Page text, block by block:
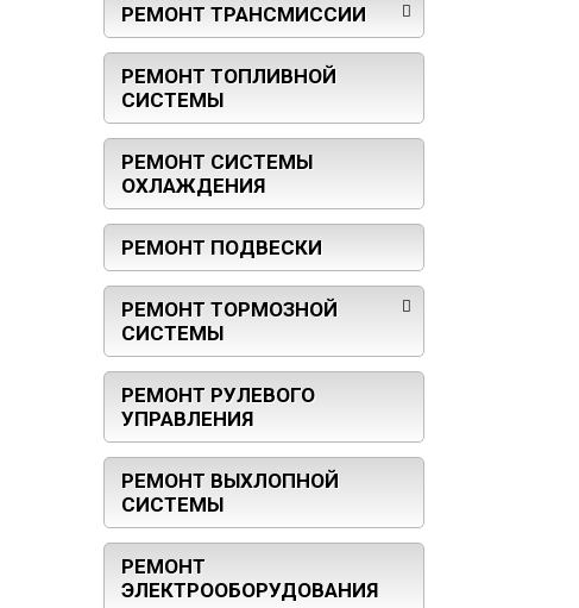
РЕМОНТ ТРАНСМИССИИ
РЕМОНТ ТОПЛИВНОЙ
СИСТЕМЫ
РЕМОНТ СИСТЕМЫ
ОХЛАЖДЕНИЯ
РЕМОНТ ПОДВЕСКИ
РЕМОНТ ТОРМОЗНОЙ
СИСТЕМЫ
РЕМОНТ РУЛЕВОГО
УПРАВЛЕНИЯ
РЕМОНТ ВЫХЛОПНОЙ
СИСТЕМЫ
РЕМОНТ
ЭЛЕКТРООБОРУДОВАНИЯ